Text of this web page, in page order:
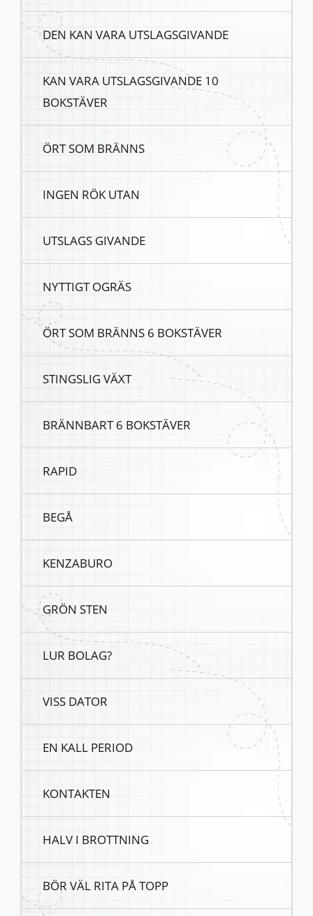
DEN KAN VARA UTSLAGSGIVANDE
KAN VARA UTSLAGSGIVANDE 10
BOKSTÄVER
ÖRT SOM BRÄNNS
INGEN RÖK UTAN
UTSLAGS GIVANDE
NYTTIGT OGRÄS
ÖRT SOM BRÄNNS 6 BOKSTÄVER
STINGSLIG VÄXT
BRÄNNBART 6 BOKSTÄVER
RAPID
BEGÅ
KENZABURO
GRÖN STEN
LUR BOLAG?
VISS DATOR
EN KALL PERIOD
KONTAKTEN
HALV I BROTTNING
BÖR VÄL RITA PÅ TOPP